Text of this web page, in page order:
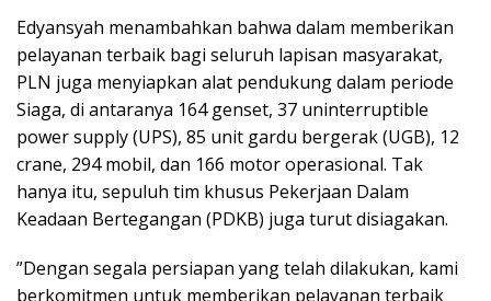
Edyansyah menambahkan bahwa dalam memberikan
pelayanan terbaik bagi seluruh lapisan masyarakat,
PLN juga menyiapkan alat pendukung dalam periode
Siaga, di antaranya 164 genset, 37 uninterruptible
power supply (UPS), 85 unit gardu bergerak (UGB), 12
crane, 294 mobil, dan 166 motor operasional. Tak
hanya itu, sepuluh tim khusus Pekerjaan Dalam
Keadaan Bertegangan (PDKB) juga turut disiagakan.
”Dengan segala persiapan yang telah dilakukan, kami
berkomitmen untuk memberikan pelayanan terbaik